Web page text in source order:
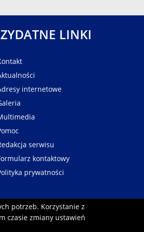
potrzeb. Korzystanie z
czasie zmiany ustawień
LINKI
internetowe
serwisu
kontaktowy
prywatności